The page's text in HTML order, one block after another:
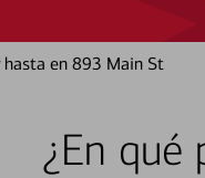
hasta en 893 Main St
¿En qué